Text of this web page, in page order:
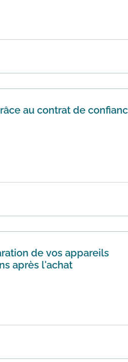
smartphones ou tablettes et
au contrat de
vous disposez d'un délais de
de vos appareils
après l'achat
et garantit une